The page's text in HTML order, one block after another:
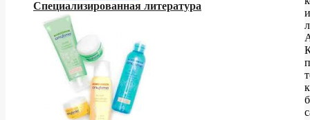
Специализированная литература
и